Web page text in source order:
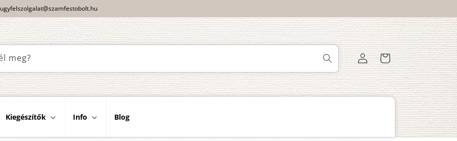
ugyfelszolgalat@szamfestobolt.hu
meg? BejelentkezésKosár
Kiegészítők Info Blog